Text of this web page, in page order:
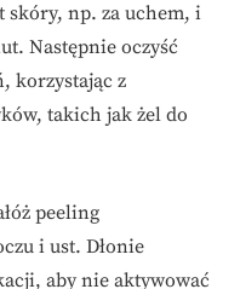
skóry, np. za uchem, i
Następnie oczyść
korzystając z
takich jak żel do
peeling
i ust. Dłonie
aby nie aktywować